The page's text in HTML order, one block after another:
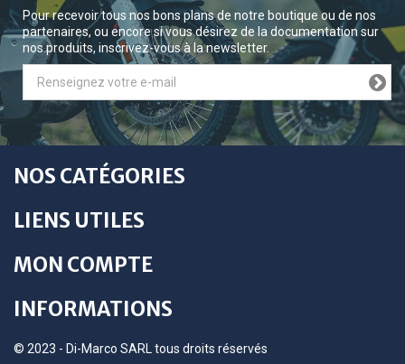
Pour recevoir tous nos bons plans de notre boutique ou de nos
partenaires, ou encore si vous désirez de la documentation sur
nos produits, inscrivez-vous à la newsletter.
NOS CATÉGORIES
LIENS UTILES
MON COMPTE
INFORMATIONS
© 2023 - Di-Marco SARL tous droits réservés